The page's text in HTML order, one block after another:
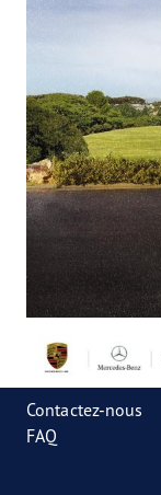
Contactez-nous
FAQ